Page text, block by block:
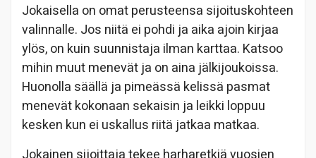
Jokaisella on omat perusteensa sijoituskohteen
valinnalle. Jos niitä ei pohdi ja aika ajoin kirjaa
ylös, on kuin suunnistaja ilman karttaa. Katsoo
mihin muut menevät ja on aina jälkijoukoissa.
Huonolla säällä ja pimeässä kelissä pasmat
menevät kokonaan sekaisin ja leikki loppuu
kesken kun ei uskallus riitä jatkaa matkaa.